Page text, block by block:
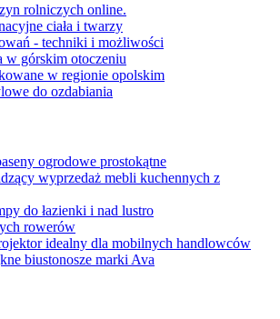
rolniczych online.
ciała i twarzy
- techniki i możliwości
w górskim otoczeniu
w regionie opolskim
do ozdabiania
ogrodowe prostokątne
wyprzedaż mebli kuchennych z
do łazienki i nad lustro
rowerów
idealny dla mobilnych handlowców
biustonosze marki Ava